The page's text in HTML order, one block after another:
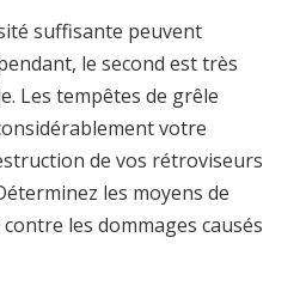
suffisante peuvent
le second est très
Les tempêtes de grêle
votre
de vos rétroviseurs
les moyens de
les dommages causés